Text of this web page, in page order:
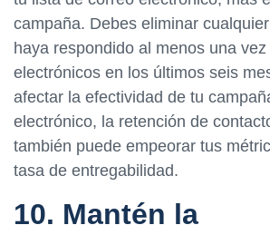
campaña. Debes eliminar
haya respondido al menos una
electrónicos en los últimos seis
afectar la efectividad de tu
electrónico, la retención de
también puede empeorar tus
tasa de entregabilidad.
10. Mantén la